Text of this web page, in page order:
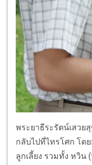
พระยาธีระรัตน์เสวย
กลับไปที่ไทรโศก โด
ลูกเลี้ยง รวมทั้ง หวิน